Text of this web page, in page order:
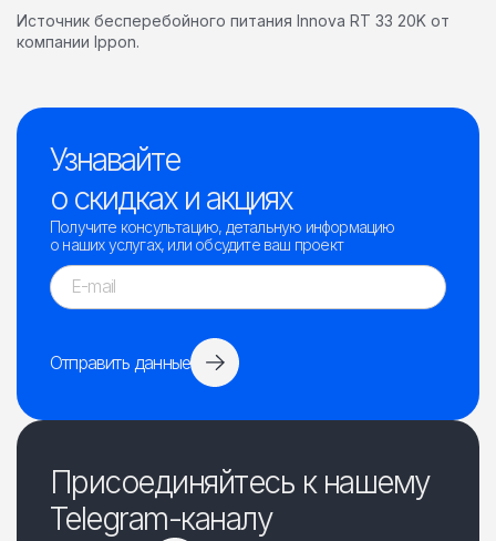
Источник бесперебойного питания Innova RT 33 20K от
компании Ippon.
Узнавайте
о скидках и акциях
Получите консультацию, детальную информацию
о наших услугах, или обсудите ваш проект
Отправить данные
Присоединяйтесь к нашему
Telegram-каналу